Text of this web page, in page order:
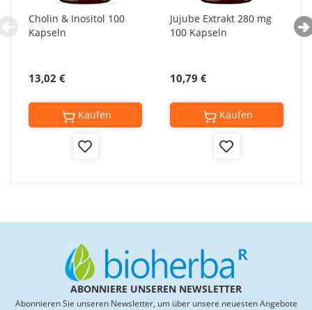
Cholin & Inositol 100
Kapseln
13,02 €
Add
Kaufen
Jujube Extrakt 280 mg
100 Kapseln
10,79 €
Add
Kaufen
ABONNIERE UNSEREN NEWSLETTER
Abonnieren Sie unseren Newsletter, um über unsere neuesten Angebote